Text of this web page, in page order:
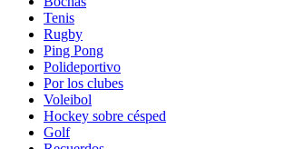
Tenis
Rugby
Ping Pong
Polideportivo
Por los clubes
Voleibol
Hockey sobre césped
Golf